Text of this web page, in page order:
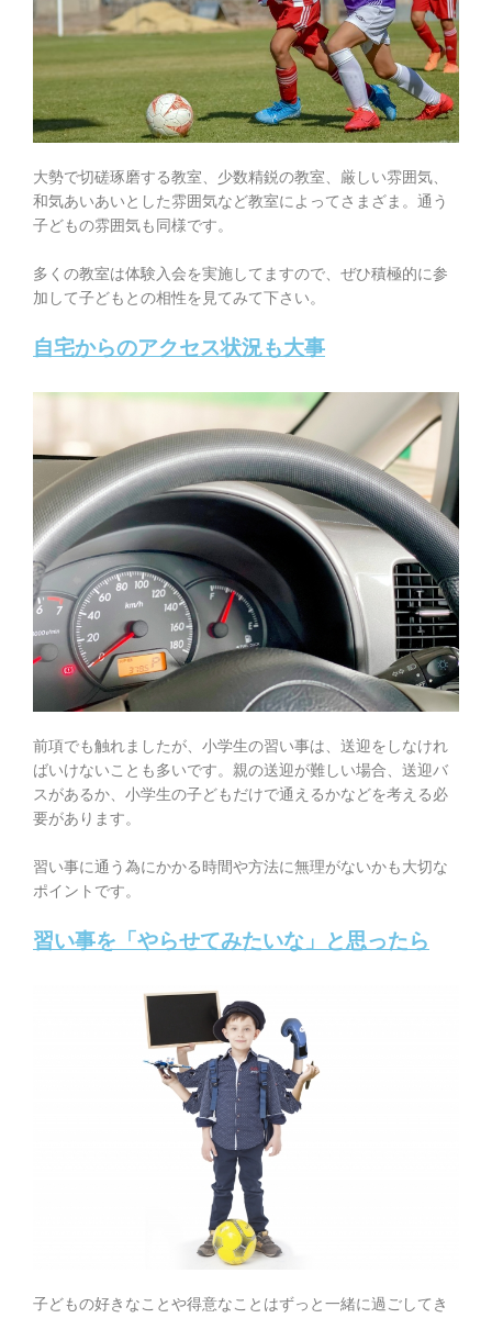
大勢で切磋琢磨する教室、少数精鋭の教室、厳しい雰囲気、
和気あいあいとした雰囲気など教室によってさまざま。通う
子どもの雰囲気も同様です。
多くの教室は体験入会を実施してますので、ぜひ積極的に参
加して子どもとの相性を見てみて下さい。
自宅からのアクセス状況も大事
前項でも触れましたが、小学生の習い事は、送迎をしなけれ
ばいけないことも多いです。親の送迎が難しい場合、送迎バ
スがあるか、小学生の子どもだけで通えるかなどを考える必
要があります。
習い事に通う為にかかる時間や方法に無理がないかも大切な
ポイントです。
習い事を「やらせてみたいな」と思ったら
子どもの好きなことや得意なことはずっと一緒に過ごしてき